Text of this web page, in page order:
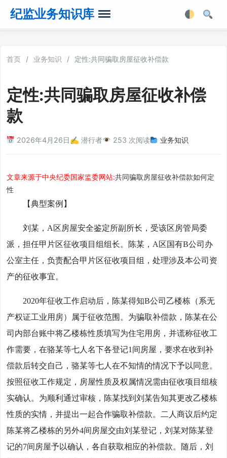
纪监业务知识库
法律法规
首页 / 业务知识 / 定性:共同骗取房屋征收补偿款
定性:共同骗取房屋征收补偿
款
2026年4月26日✍️ 潜行者 253 次阅读 业务知识
文章来源于中央纪委国家监委网站:共同骗取房屋征收补偿款如何定
性
【典型案例】
刘某，A区房屋安全鉴定所副所长，受该区房管局委
派，担任甲片区征收项目组组长。陈某，A区国有B公司办
公室主任，负责配合甲片区征收项目组，处理涉及本公司资
产的征收事宜。
2020年征收工作启动后，陈某得知B公司乙楼栋（系无
产权证工业用房）属于征收范围。为骗取补偿款，陈某在公
司内部台账中将乙楼栋性质填写为住宅用房，并谎称征收工
作需要，在骆某等七人名下各登记1间房屋，要求在收到补
偿款后转交自己，骆某等七人在不知情的情况下予以同意。
按照征收工作规定，房屋性质及权属情况需由征收项目组核
实确认。为顺利通过审核，陈某找到刘某告知其更改乙楼栋
性质的实情，并提出一起合作骗取补偿款。二人商议后约定
陈某将乙楼栋的另外4间房屋交由刘某登记，刘某对陈某登
记的7间房屋予以确认，各自获取相应的补偿款。随后，刘